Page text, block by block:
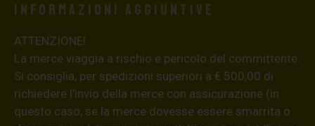
Informazioni aggiuntive
ATTENZIONE!
La merce viaggia a rischio e pericolo del committente.
Si consiglia, per spedizioni superiori a € 500,00 di
richiedere l’invio della merce con assicurazione (in
questo caso, se la merce dovesse essere smarrita o